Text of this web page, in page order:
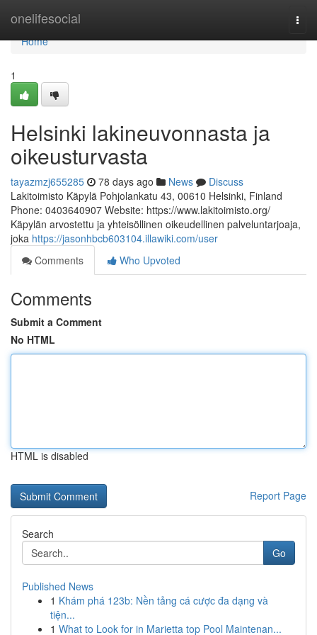
onelifesocial
Home
Home
1
Helsinki lakineuvonnasta ja
oikeusturvasta
tayazmzj655285 78 days ago News
Discuss
Lakitoimisto Käpylä Pohjolankatu 43, 00610 Helsinki, Finland
Phone: 0403640907 Website: https://www.lakitoimisto.org/
Käpylän arvostettu ja yhteisöllinen oikeudellinen palveluntarjoaja,
joka https://jasonhbcb603104.illawiki.com/user
Comments
Who Upvoted
Comments
Submit a Comment
No HTML
HTML is disabled
Report Page
Search
Go
Published News
1 Khám phá 123b: Nền tảng cá cược đa dạng và
tiện...
1 What to Look for in Marietta top Pool Maintenan...